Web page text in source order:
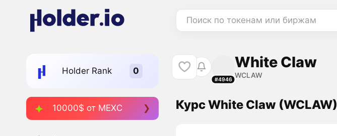
Поиск по токенам или биржам
Holder Rank
10000$ от MEXC
#4946
White Claw
WCLAW
Курс White Claw (WCLAW)